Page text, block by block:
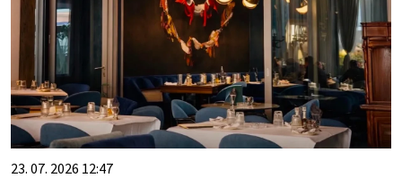
23. 07. 2026 12:47